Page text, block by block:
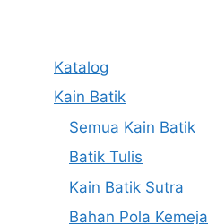
Katalog
Kain Batik
Semua Kain Batik
Batik Tulis
Kain Batik Sutra
Bahan Pola Kemeja